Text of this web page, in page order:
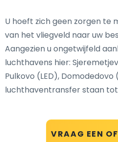
VRAAG EEN
U hoeft zich geen zorgen te
van het vliegveld naar uw
Aangezien u ongetwijfeld
luchthavens hier:
Pulkovo (LED), Domodedovo
luchthaventransfer staan tot